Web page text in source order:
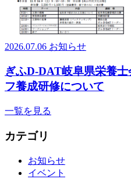
2026.07.06 お知らせ
ぎふD-DAT岐阜県栄養
フ養成研修について
一覧を見る
カテゴリ
お知らせ
イベント